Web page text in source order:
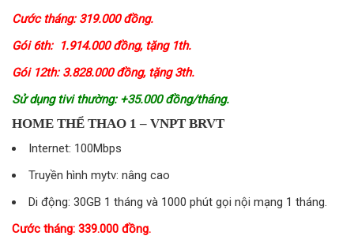
Cước tháng: 319.000 đồng.
Gói 6th: 1.914.000 đồng, tặng 1th.
Gói 12th: 3.828.000 đồng, tặng 3th.
Sử dụng tivi thường: +35.000 đồng/tháng.
HOME THỂ THAO 1 – VNPT BRVT
Internet: 100Mbps
Truyền hình mytv: nâng cao
Di động: 30GB 1 tháng và 1000 phút gọi nội mạng 1 tháng.
Cước tháng: 339.000 đồng.